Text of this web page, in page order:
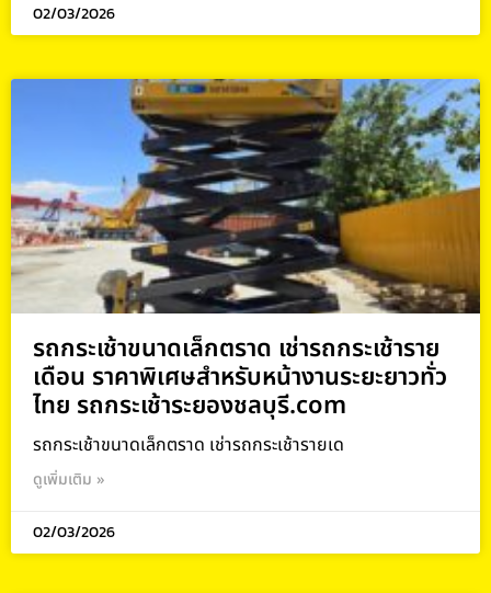
02/03/2026
รถกระเช้าขนาดเล็กตราด เช่ารถกระเช้าราย
เดือน ราคาพิเศษสำหรับหน้างานระยะยาวทั่ว
ไทย รถกระเช้าระยองชลบุรี.com
รถกระเช้าขนาดเล็กตราด เช่ารถกระเช้ารายเด
ดูเพิ่มเติม »
02/03/2026